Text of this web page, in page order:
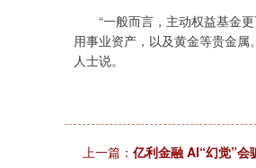
“一般而言，主动权益基金更
用事业资产，以及黄金等贵金
人士说。
上一篇： 亿利金融 AI“幻觉”